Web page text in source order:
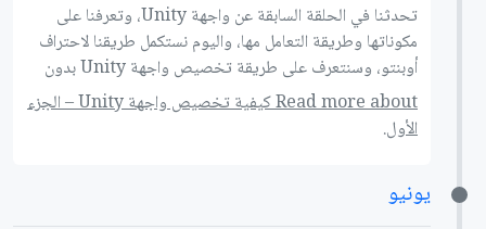
تحدثنا في الحلقة السابقة عن واجهة Unity، وتعرفنا على
مكوناتها وطريقة التعامل مها، واليوم نستكمل طريقنا لاحتراف
أوبنتو، وسنتعرف على طريقة تخصيص واجهة Unity بدون
استخدام برامج خارجية.
Read more about كيفية تخصيص واجهة Unity – الجزء
الأول.
يونيو